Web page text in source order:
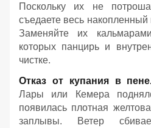
Поскольку их не
съедаете весь накопленный
Заменяйте их
которых панцирь и
чистке.
Отказ от купания в
Лары или Кемера
появилась плотная
заплывы. Ветер